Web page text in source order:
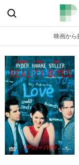
映画から